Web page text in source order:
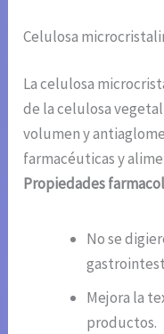
Celulosa
La celulosa
de la celulosa
volumen y
farmacéuticas y
Propiedades
No se
Mejora la
productos.